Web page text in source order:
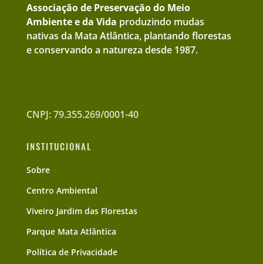
Associação de Preservação do Meio
Ambiente e da Vida produzindo mudas
nativas da Mata Atlântica, plantando florestas
e conservando a natureza desde 1987.
CNPJ: 79.355.269/0001-40
INSTITUCIONAL
Sobre
Centro Ambiental
Viveiro Jardim das Florestas
Parque Mata Atlântica
Política de Privacidade